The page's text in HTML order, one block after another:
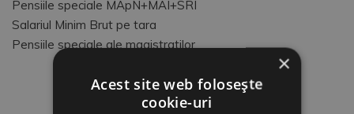
Pensiile speciale MApN+MAI+SRI
Salariul Minim Brut pe tara
Pensiile speciale ale magistratilor
×
Acest site web folosește
cookie-uri